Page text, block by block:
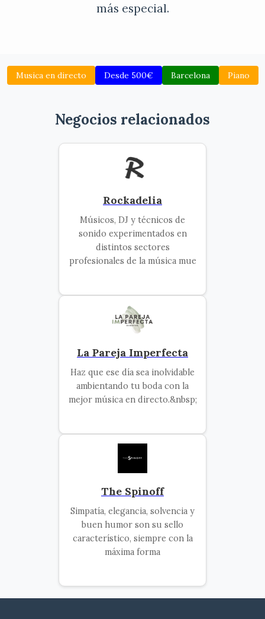
más especial.
Musica en directo Desde 500€ Barcelona Piano
Negocios relacionados
Rockadelia
Músicos, DJ y técnicos de
sonido experimentados en
distintos sectores
profesionales de la música mue
La Pareja Imperfecta
Haz que ese día sea inolvidable
ambientando tu boda con la
mejor música en directo.&nbsp;
The Spinoff
Simpatía, elegancia, solvencia y
buen humor son su sello
característico, siempre con la
máxima forma